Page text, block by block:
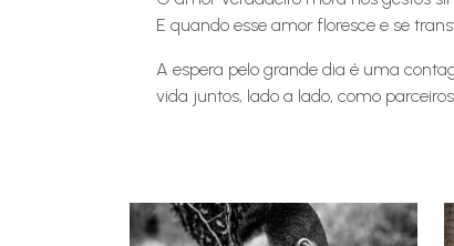
E quando esse amor floresce e se
A espera pelo grande dia é uma
vida juntos, lado a lado, como